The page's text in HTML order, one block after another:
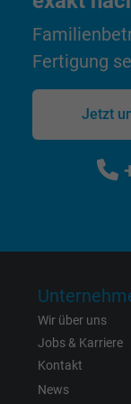
Zweck
Name
Anbieter
Name
Anbieter
Fertigung
Jetzt
Wir über uns
Jobs & Karriere
Kontakt
News